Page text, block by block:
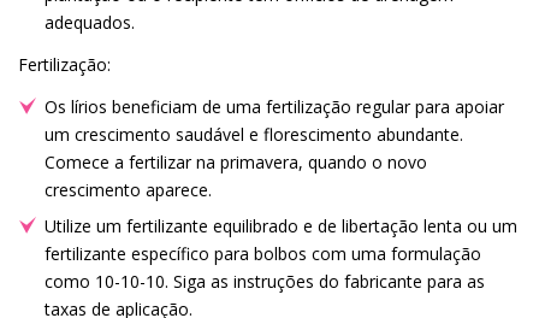
adequados.
Fertilização:
Os lírios beneficiam de uma fertilização regular para apoiar
um crescimento saudável e florescimento abundante.
Comece a fertilizar na primavera, quando o novo
crescimento aparece.
Utilize um fertilizante equilibrado e de libertação lenta ou um
fertilizante específico para bolbos com uma formulação
como 10-10-10. Siga as instruções do fabricante para as
taxas de aplicação.